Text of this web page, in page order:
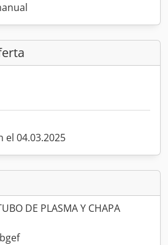
el 04.03.2025
DE PLASMA Y CHAPA